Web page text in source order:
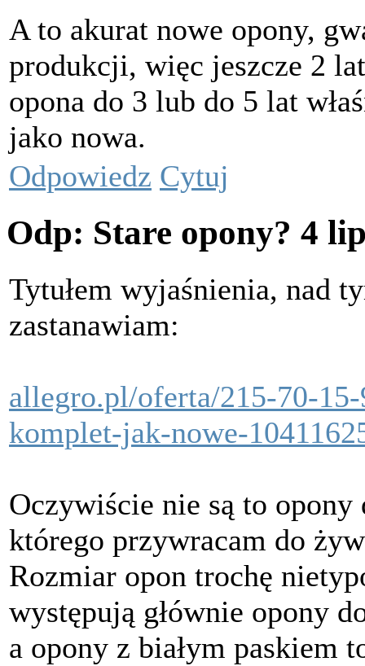
A to akurat nowe opony,
produkcji, więc jeszcze 2
opona do 3 lub do 5 lat
jako nowa.
Odpowiedz Cytuj
Odp: Stare opony? 4
Tytułem wyjaśnienia, nad
zastanawiam:
allegro.pl/oferta/215-70-
komplet-jak-nowe-
Oczywiście nie są to
którego przywracam do
Rozmiar opon trochę
występują głównie opony
a opony z białym paskiem